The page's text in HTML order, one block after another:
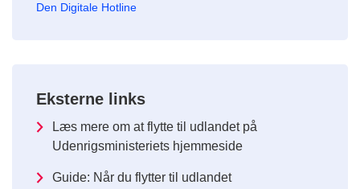
Den Digitale Hotline
Eksterne links
Læs mere om at flytte til udlandet på
Udenrigsministeriets hjemmeside
Guide: Når du flytter til udlandet